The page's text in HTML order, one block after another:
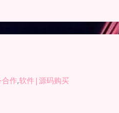
合作,软件|源码购买